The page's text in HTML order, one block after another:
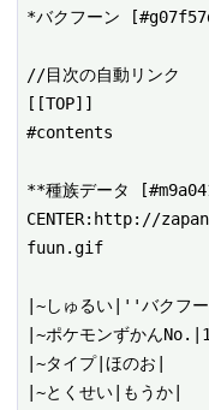
*バクフーン
//目次の自動リンク
[[TOP]]
#contents
**種族データ
CENTER:http://
fuun.gif
|~しゅるい|''バクフ
|~ポケモンずかん
|~タイプ|ほのお|
|~とくせい|もうか|